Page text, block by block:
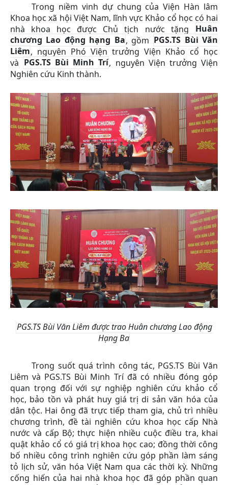
Trong niềm vinh dự chung của Viện Hàn lâm
Khoa học xã hội Việt Nam, lĩnh vực Khảo cổ học có hai
nhà khoa học được Chủ tịch nước tặng
Huân
chương Lao động hạng Ba, gồm PGS.TS Bùi Văn
Liêm, nguyên Phó Viện trưởng Viện Khảo cổ học
và PGS.TS Bùi Minh Trí, nguyên Viện trưởng Viện
Nghiên cứu Kinh thành.
PGS.TS Bùi Văn Liêm được trao Huân chương Lao động
Hạng Ba
Trong suốt quá trình công tác, PGS.TS Bùi Văn
Liêm và PGS.TS Bùi Minh Trí đã có nhiều đóng góp
quan trọng đối với sự nghiệp nghiên cứu khảo cổ
học, bảo tồn và phát huy giá trị di sản văn hóa của
dân tộc. Hai ông đã trực tiếp tham gia, chủ trì nhiều
chương trình, đề tài nghiên cứu khoa học cấp Nhà
nước và cấp Bộ; thực hiện nhiều cuộc điều tra, khai
quật khảo cổ có giá trị khoa học cao; đồng thời công
bố nhiều công trình nghiên cứu góp phần làm sáng
tỏ lịch sử, văn hóa Việt Nam qua các thời kỳ. Những
cống hiến của hai nhà khoa học đã góp phần quan